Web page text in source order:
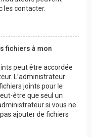
les contacter.
fichiers à mon
peut être accordée
L’administrateur
joints pour le
être que seul un
si vous ne
ajouter de fichiers